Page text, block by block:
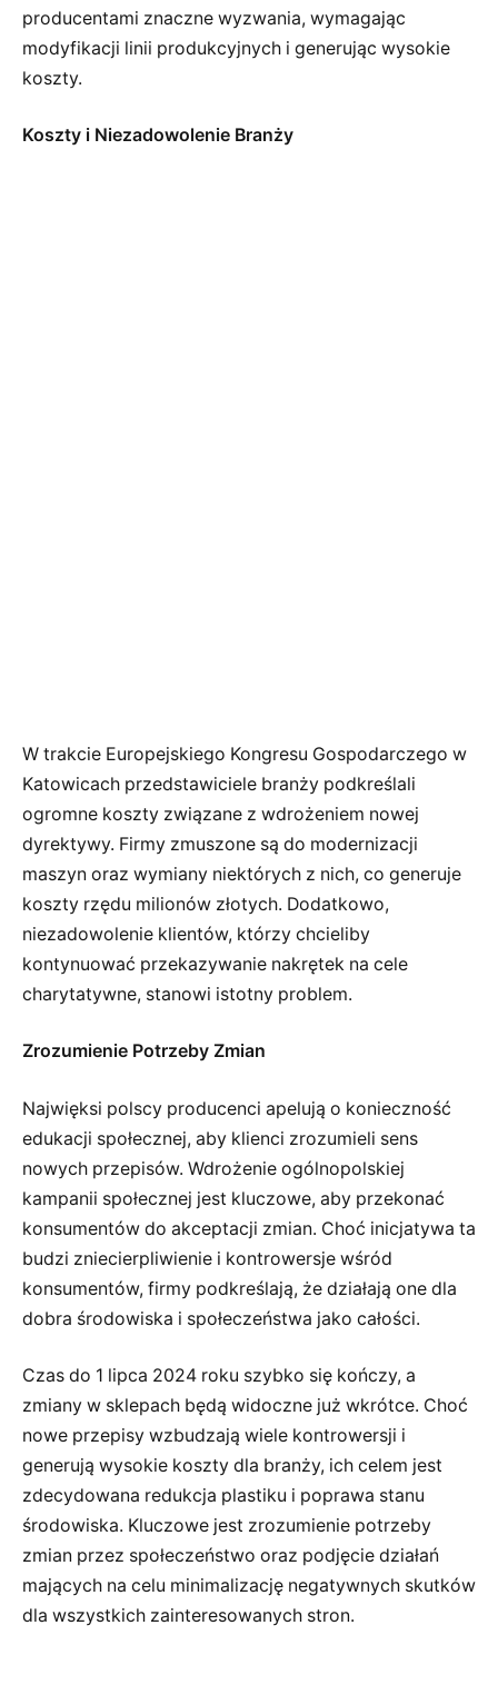
producentami znaczne wyzwania, wymagając
modyfikacji linii produkcyjnych i generując wysokie
koszty.
Koszty i Niezadowolenie Branży
W trakcie Europejskiego Kongresu Gospodarczego w
Katowicach przedstawiciele branży podkreślali
ogromne koszty związane z wdrożeniem nowej
dyrektywy. Firmy zmuszone są do modernizacji
maszyn oraz wymiany niektórych z nich, co generuje
koszty rzędu milionów złotych. Dodatkowo,
niezadowolenie klientów, którzy chcieliby
kontynuować przekazywanie nakrętek na cele
charytatywne, stanowi istotny problem.
Zrozumienie Potrzeby Zmian
Najwięksi polscy producenci apelują o konieczność
edukacji społecznej, aby klienci zrozumieli sens
nowych przepisów. Wdrożenie ogólnopolskiej
kampanii społecznej jest kluczowe, aby przekonać
konsumentów do akceptacji zmian. Choć inicjatywa ta
budzi zniecierpliwienie i kontrowersje wśród
konsumentów, firmy podkreślają, że działają one dla
dobra środowiska i społeczeństwa jako całości.
Czas do 1 lipca 2024 roku szybko się kończy, a
zmiany w sklepach będą widoczne już wkrótce. Choć
nowe przepisy wzbudzają wiele kontrowersji i
generują wysokie koszty dla branży, ich celem jest
zdecydowana redukcja plastiku i poprawa stanu
środowiska. Kluczowe jest zrozumienie potrzeby
zmian przez społeczeństwo oraz podjęcie działań
mających na celu minimalizację negatywnych skutków
dla wszystkich zainteresowanych stron.